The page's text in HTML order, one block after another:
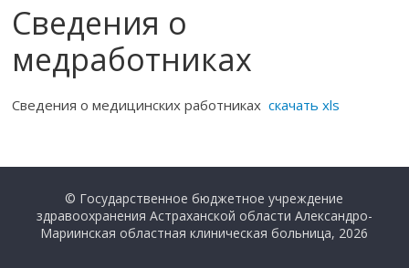
Сведения о
медработниках
Сведения о медицинских работникахскачать xls
© Государственное бюджетное учреждение
здравоохранения Астраханской области Александро-
Мариинская областная клиническая больница, 2026